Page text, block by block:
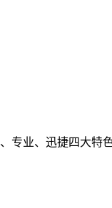
业、迅捷四大特